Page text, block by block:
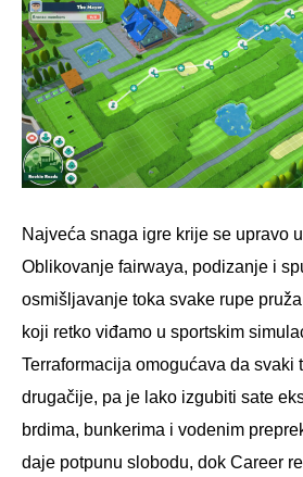
Najveća snaga igre krije se upravo
Oblikovanje fairwaya, podizanje i
osmišljavanje toka svake rupe
koji retko viđamo u sportskim
Terraformacija omogućava da svaki
drugačije, pa je lako izgubiti sate
brdima, bunkerima i vodenim
daje potpunu slobodu, dok Career